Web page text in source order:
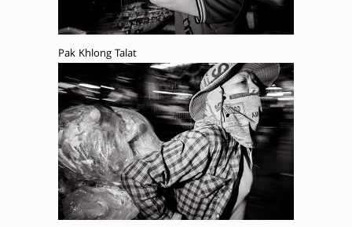
Pak Khlong Talat